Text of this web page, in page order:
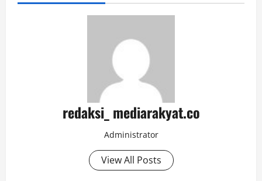
redaksi_ mediarakyat.co
Administrator
View All Posts